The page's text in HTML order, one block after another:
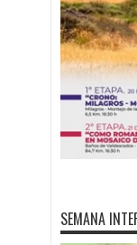
SEMANA